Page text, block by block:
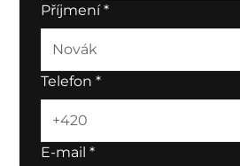
Příjmení*
Telefon*
E-mail*